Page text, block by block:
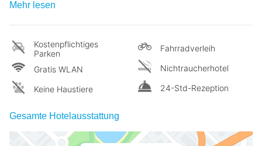
Mehr lesen
Kostenpflichtiges
Parken
Gratis WLAN
Keine Haustiere
Fahrradverleih
Nichtraucherhotel
24-Std-Rezeption
Gesamte Hotelausstattung